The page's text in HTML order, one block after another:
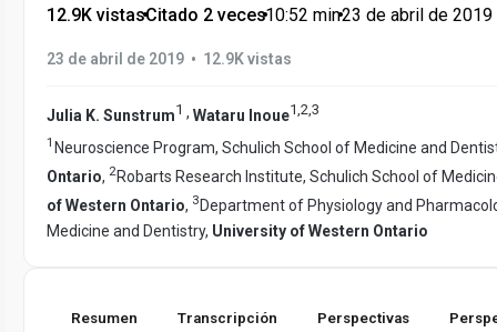
12.9K vistas•Citado 2 veces•10:52 min•23 de abril de 2019
23 de abril de 2019 • 12.9K vistas
Julia K. Sunstrum1 , Wataru Inoue1,2,3
1 Neuroscience Program, Schulich School of Medicine and
Ontario, 2Robarts Research Institute, Schulich School of
of Western Ontario, 3 Department of Physiology and
Medicine and Dentistry, University of Western Ontario
Resumen Transcripción Perspectivas